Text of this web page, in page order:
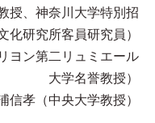
授、神奈川大学特別招
化研究所客員研究員）
ヨン第二リュミエール
大学名誉教授）
孝（中央大学教授）